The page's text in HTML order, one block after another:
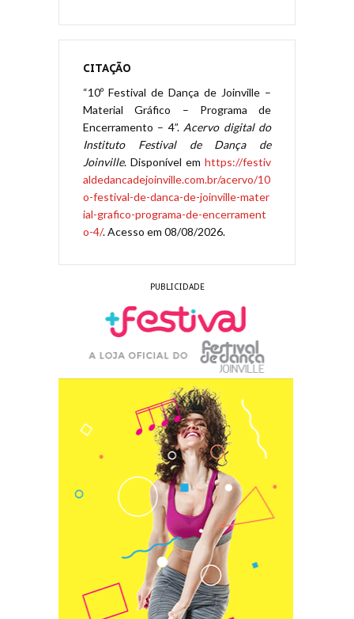
CITAÇÃO
“10º Festival de Dança de Joinville –
Material Gráfico – Programa de
Encerramento – 4”. Acervo digital do
Instituto Festival de Dança de
Joinville. Disponível em https://festiv
aldedancadejoinville.com.br/acervo/10
o-festival-de-danca-de-joinville-mater
ial-grafico-programa-de-encerrament
o-4/. Acesso em 08/08/2026.
PUBLICIDADE